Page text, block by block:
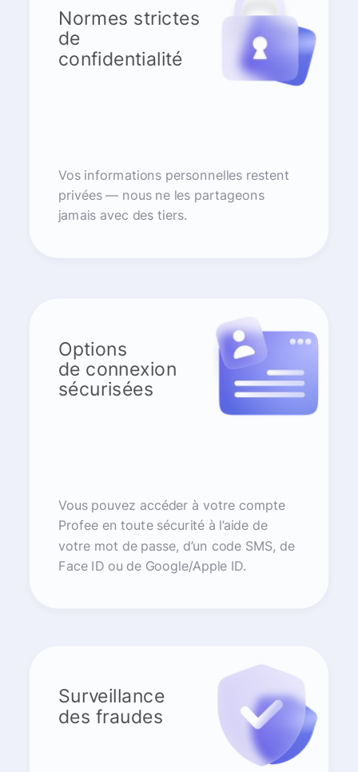
Normes strictes
de
confidentialité
Vos informations personnelles restent
privées — nous ne les partageons
jamais avec des tiers.
Options
de connexion
sécurisées
Vous pouvez accéder à votre compte
Profee en toute sécurité à l’aide de
votre mot de passe, d’un code SMS, de
Face ID ou de Google/Apple ID.
Surveillance
des fraudes